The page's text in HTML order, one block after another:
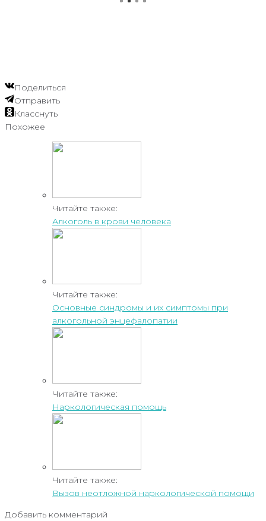
Поделиться
Отправить
Класснуть
Похожее
Читайте также:
Алкоголь в крови человека
Читайте также:
Основные синдромы и их симптомы при
алкогольной энцефалопатии
Читайте также:
Наркологическая помощь
Читайте также:
Вызов неотложной наркологической помощи
Добавить комментарий